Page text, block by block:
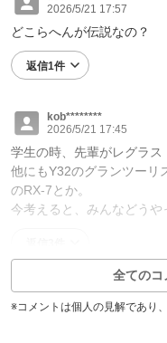
2026/5/21 17:57
どこらへんが伝説なの？
返信1件
kob********
2026/5/21 17:45
学生の時、先輩がレグラス
他にもY32のグランツーリ
のRX-7とか。
今考えると、みんなどうや
全てのコ
※コメントは個人の見解であり